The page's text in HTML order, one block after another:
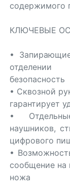
содержимого
КЛЮЧЕВЫЕ
•
отделении
безопасность
• Сквозной
гарантирует
•
наушников,
цифрового
•
сообщение на
ножа